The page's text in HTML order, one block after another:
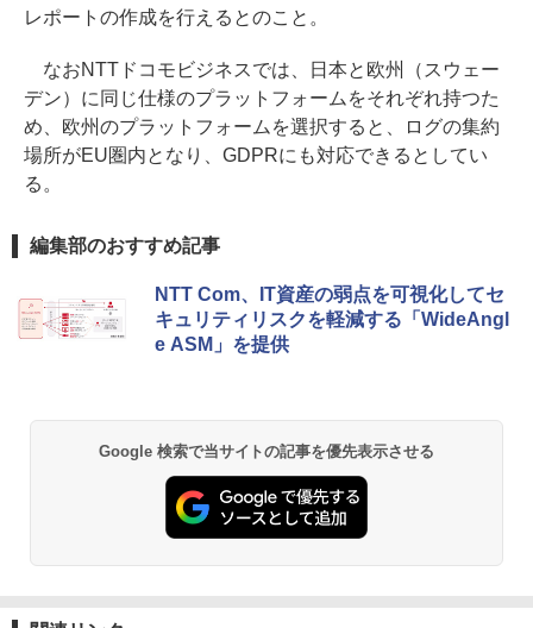
レポートの作成を行えるとのこと。
なおNTTドコモビジネスでは、日本と欧州（スウェー
デン）に同じ仕様のプラットフォームをそれぞれ持つた
め、欧州のプラットフォームを選択すると、ログの集約
場所がEU圏内となり、GDPRにも対応できるとしてい
る。
編集部のおすすめ記事
NTT Com、IT資産の弱点を可視化してセ
キュリティリスクを軽減する「WideAngl
e ASM」を提供
Google 検索で当サイトの記事を優先表示させる